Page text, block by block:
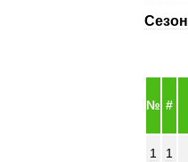
Сезон
№ #
1 1